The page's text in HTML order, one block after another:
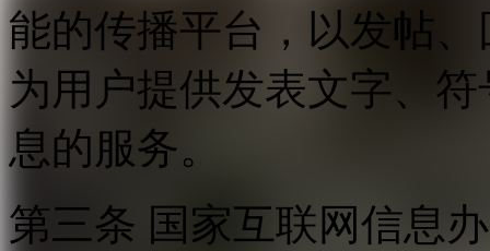
能的传播平台，以发帖
为用户提供发表文字、
息的服务。
第三条 国家互联网信息